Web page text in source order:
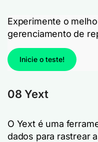
Experimente o
gerenciamento de
Inicie o teste!
08 Yext
O Yext é uma
dados para rastrear